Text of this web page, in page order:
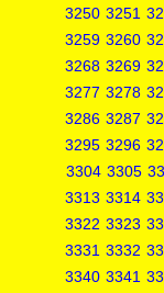
3250 3251
3259 3260
3268 3269
3277 3278
3286 3287
3295 3296
3304 3305
3313 3314
3322 3323
3331 3332
3340 3341